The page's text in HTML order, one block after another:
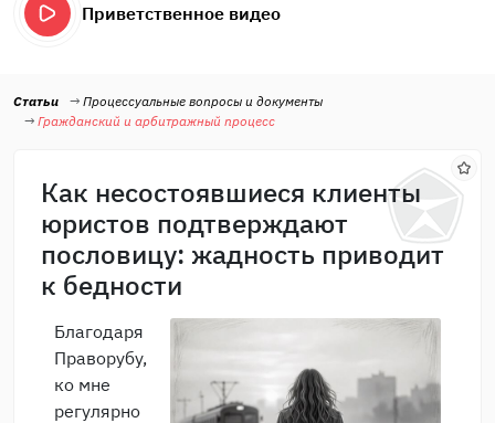
Приветственное видео
Статьи
Процессуальные вопросы и документы
Гражданский и арбитражный процесс
Как несостоявшиеся клиенты
юристов подтверждают
пословицу: жадность приводит
к бедности
Благодаря
Праворубу,
ко мне
регулярно